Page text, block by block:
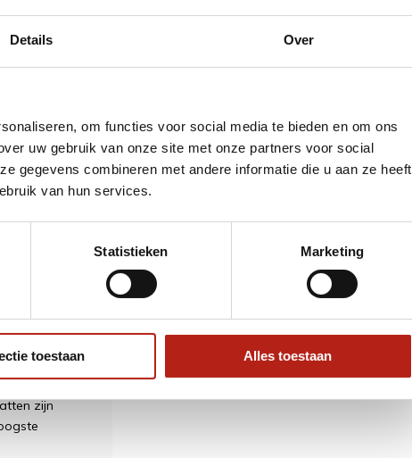
Details Over
om functies voor social media te bieden en om ons
uw gebruik van onze site met onze partners voor social
gegevens combineren met andere informatie die u aan ze heeft
van hun services.
Statistieken Marketing
toestaan Alles toestaan
en
tussen
zonder
wat
aan
mee te
zijn